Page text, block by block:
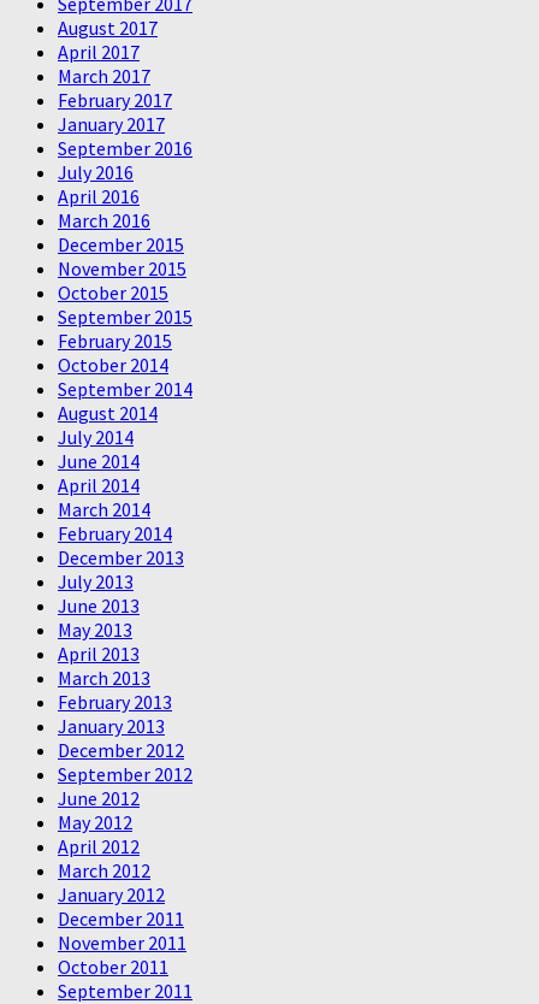
August 2017
April 2017
March 2017
February 2017
January 2017
September 2016
July 2016
April 2016
March 2016
December 2015
November 2015
October 2015
September 2015
February 2015
October 2014
September 2014
August 2014
July 2014
June 2014
April 2014
March 2014
February 2014
December 2013
July 2013
June 2013
May 2013
April 2013
March 2013
February 2013
January 2013
December 2012
September 2012
June 2012
May 2012
April 2012
March 2012
January 2012
December 2011
November 2011
October 2011
September 2011